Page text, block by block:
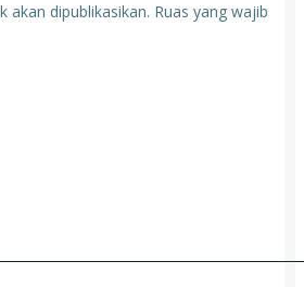
akan dipublikasikan. Ruas yang wajib